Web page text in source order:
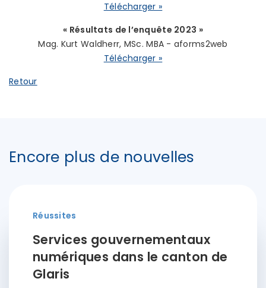
Télécharger »
« Résultats de l’enquête 2023 »
Mag. Kurt Waldherr, MSc. MBA - aforms2web
Télécharger »
Retour
Encore plus de nouvelles
Réussites
Services gouvernementaux
numériques dans le canton de
Glaris